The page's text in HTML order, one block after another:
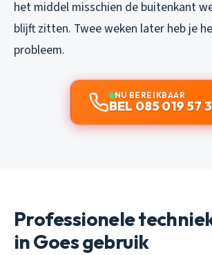
het middel misschien de buitenkant
blijft zitten. Twee weken later heb je
probleem.
NU BEREIKBAAR
BEL 085 019 57
Professionele
in Goes gebruik